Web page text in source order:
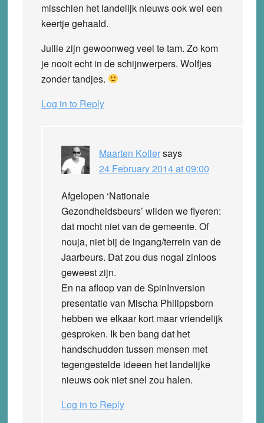
misschien het landelijk nieuws ook wel een
keertje gehaald.
Jullie zijn gewoonweg veel te tam. Zo kom
je nooit echt in de schijnwerpers. Wolfjes
zonder tandjes.
Log in to Reply
Maarten Kollersays
24 February 2014 at 09:00
Afgelopen ‘Nationale
Gezondheidsbeurs’ wilden we flyeren:
dat mocht niet van de gemeente. Of
nouja, niet bij de ingang/terrein van de
Jaarbeurs. Dat zou dus nogal zinloos
geweest zijn.
En na afloop van de SpinInversion
presentatie van Mischa Philippsborn
hebben we elkaar kort maar vriendelijk
gesproken. Ik ben bang dat het
handschudden tussen mensen met
tegengestelde ideeen het landelijke
nieuws ook niet snel zou halen.
Log in to Reply